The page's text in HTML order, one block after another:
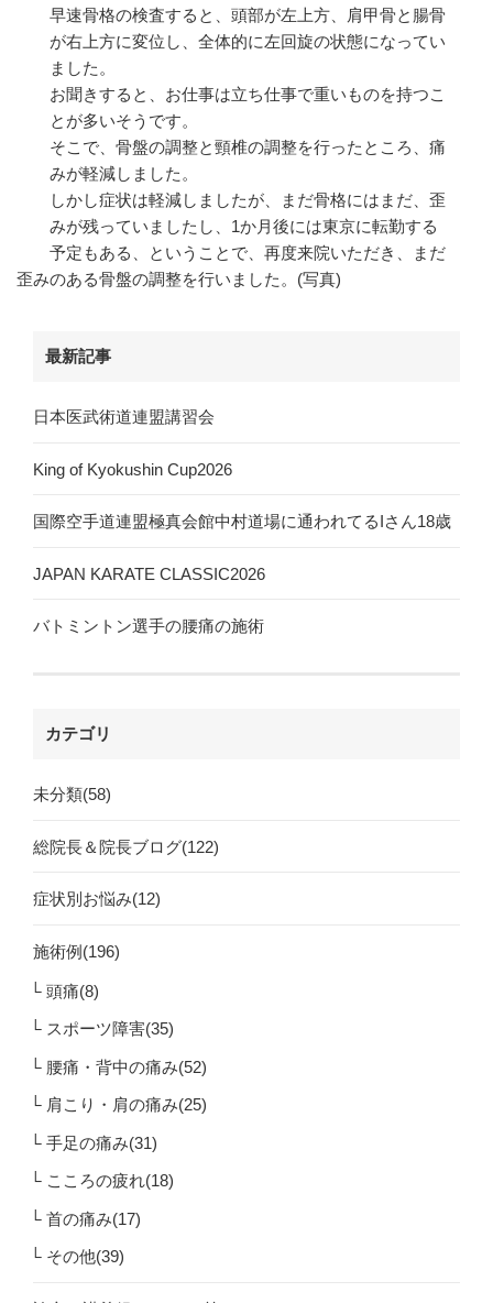
早速骨格の検査すると、頭部が左上方、肩甲骨と腸骨
が右上方に変位し、全体的に左回旋の状態になってい
ました。
お聞きすると、お仕事は立ち仕事で重いものを持つこ
とが多いそうです。
そこで、骨盤の調整と頸椎の調整を行ったところ、痛
みが軽減しました。
しかし症状は軽減しましたが、まだ骨格にはまだ、歪
みが残っていましたし、1か月後には東京に転勤する
予定もある、ということで、再度来院いただき、まだ
歪みのある骨盤の調整を行いました。(写真)
最新記事
日本医武術道連盟講習会
King of Kyokushin Cup2026
国際空手道連盟極真会館中村道場に通われてるIさん18歳
JAPAN KARATE CLASSIC2026
バトミントン選手の腰痛の施術
カテゴリ
未分類(58)
総院長＆院長ブログ(122)
症状別お悩み(12)
施術例(196)
頭痛(8)
スポーツ障害(35)
腰痛・背中の痛み(52)
肩こり・肩の痛み(25)
手足の痛み(31)
こころの疲れ(18)
首の痛み(17)
その他(39)